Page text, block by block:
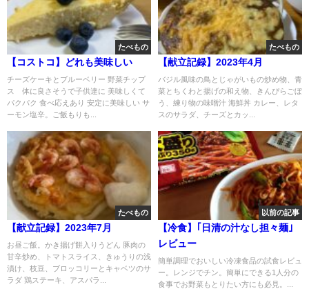
たべもの
【コストコ】どれも美味しい
チーズケーキとブルーベリー 野菜チップ
ス 体に良さそうで子供達に 美味しくて
パクパク 食べ応えあり 安定に美味しい サ
ーモン塩辛。ご飯もりも...
たべもの
【献立記録】2023年4月
バジル風味の鳥とじゃがいもの炒め物、青
菜とちくわと揚げの和え物、きんぴらごぼ
う、練り物の味噌汁 海鮮丼 カレー、レタ
スのサラダ、チーズとカッ...
たべもの
【献立記録】2023年7月
お昼ご飯。かき揚げ餅入りうどん 豚肉の
甘辛炒め、トマトスライス、きゅうりの浅
漬け、枝豆、ブロッコリーとキャベツのサ
ラダ 鶏ステーキ、アスパラ...
以前の記事
【冷食】｢日清の汁なし担々麺｣
レビュー
簡単調理でおいしい冷凍食品の試食レビュ
ー。レンジでチン。簡単にできる1人分の
食事でお野菜もとりたい方にも必見。...